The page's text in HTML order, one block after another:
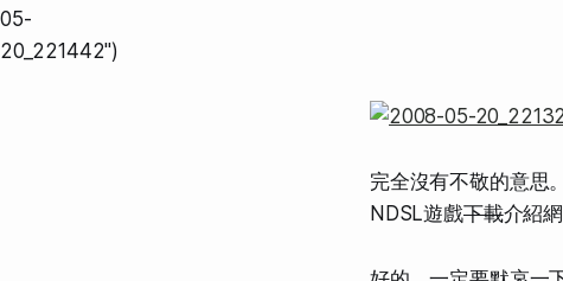
05-
20_221442")
完全沒有不敬的意思
NDSL遊戲下載介紹